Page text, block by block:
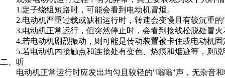
1.定子绕组短路时，可能会看到电动机冒烟。
2.电动机严重过载或缺相运行时，转速会变慢且有较沉重的
3.电动机正常运行，但突然停止时，会看到接线松脱处冒火
4.若电动机剧烈振动，则可能是传动装置被卡住或电动机固
5.若电动机内接触点和连接处有变色、烧痕和烟迹等，则说
二、听
电动机正常运行时应发出均匀且较轻的"嗡嗡"声，无杂音和